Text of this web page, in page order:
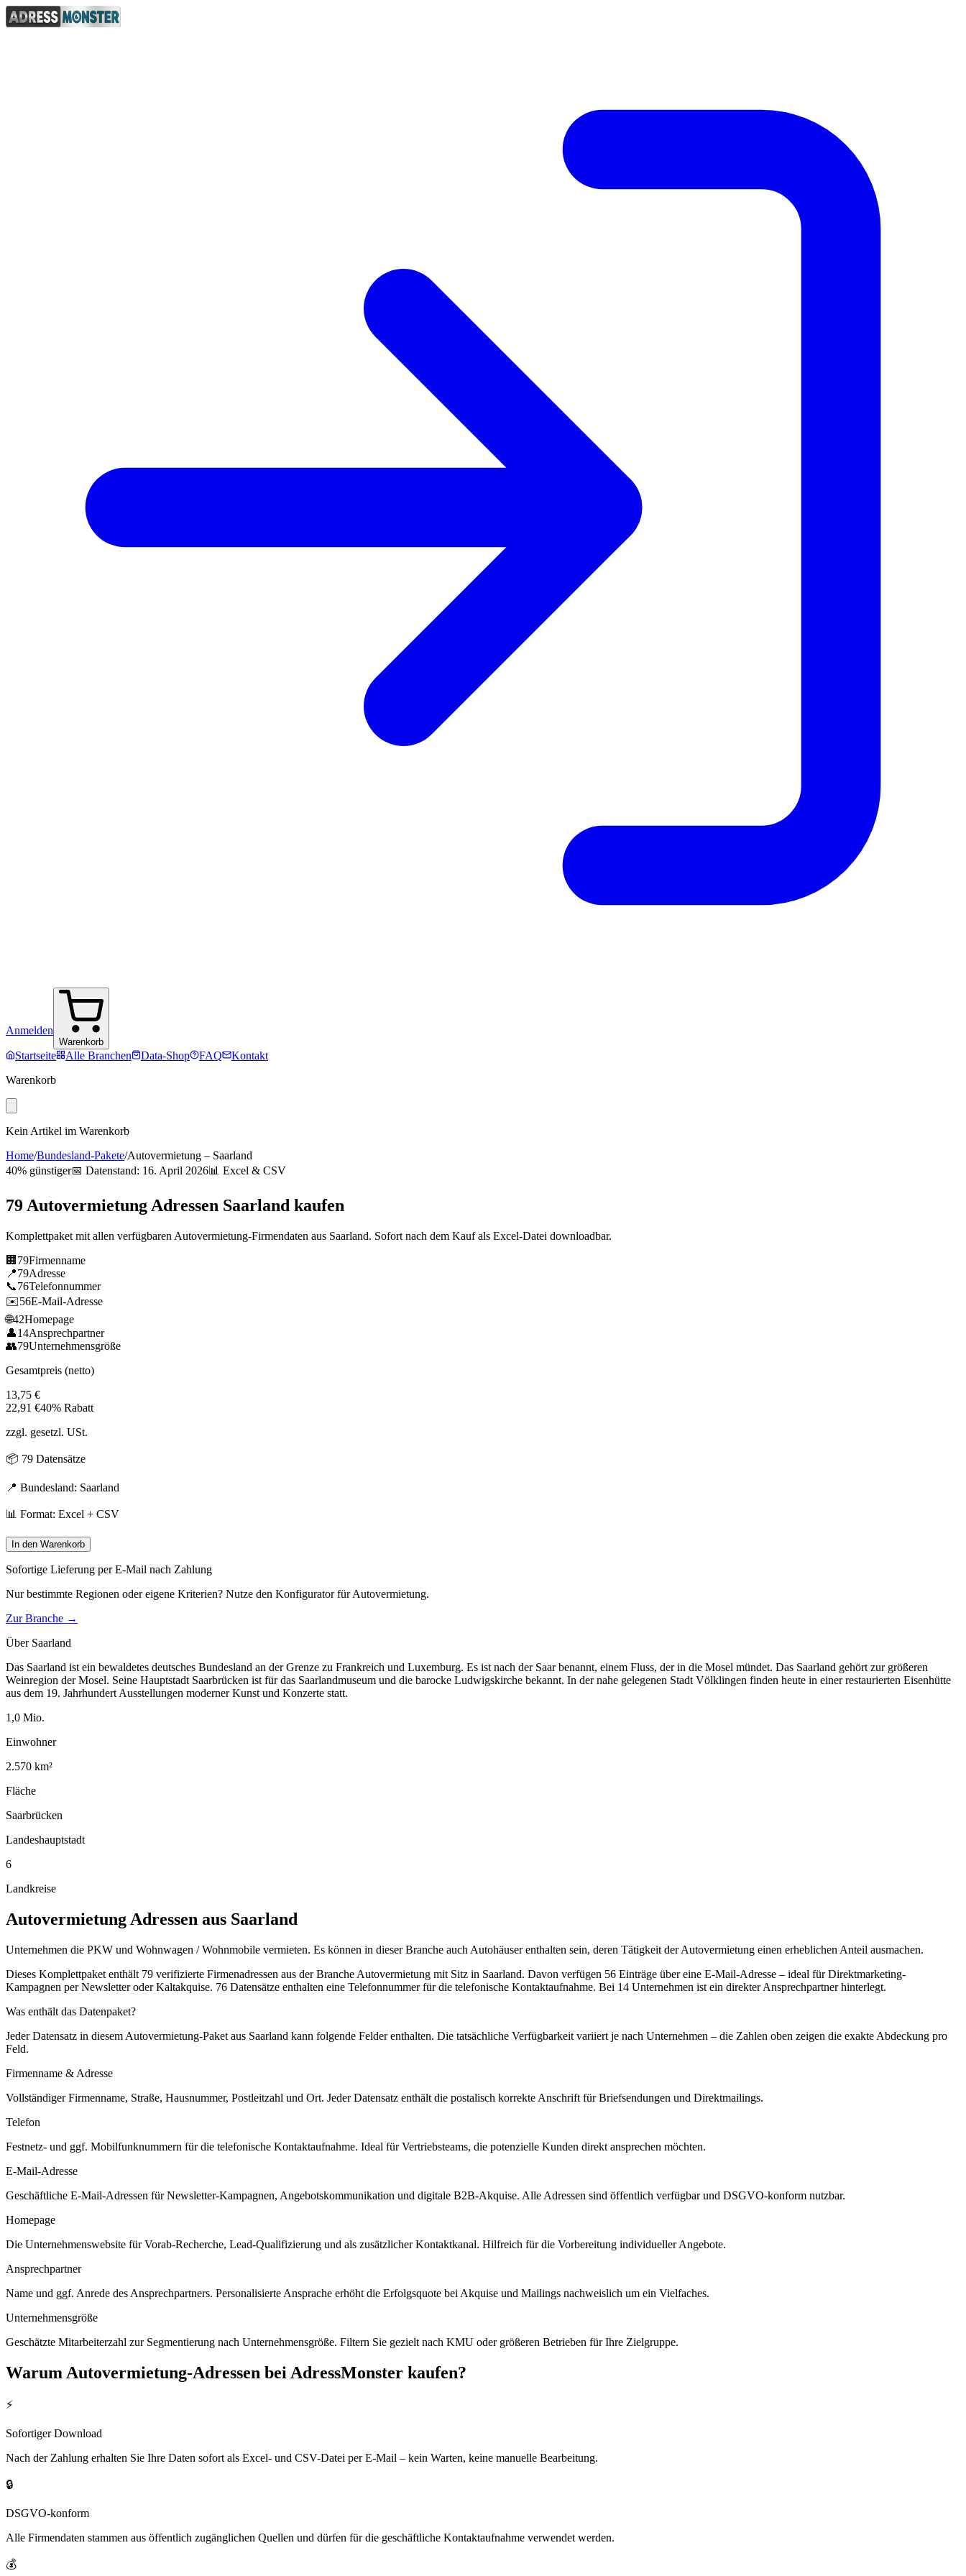
Anmelden
Warenkorb
Startseite Alle Branchen Data-Shop FAQ
Kontakt
Warenkorb
Kein Artikel im Warenkorb
Home/Bundesland-Pakete/Autovermietung – Saarland
40% günstiger📅 Datenstand: 16. April 2026📊 Excel & CSV
79 Autovermietung Adressen Saarland kaufen
Komplettpaket mit allen verfügbaren Autovermietung-Firmendaten aus Saarland. Sofort nach dem Kauf als Excel-Datei downloadbar.
🏢 79Firmenname
📍79Adresse
📞76Telefonnummer
✉️56E-Mail-Adresse
🌐42Homepage
👤14Ansprechpartner
👥79Unternehmensgröße
Gesamtpreis (netto)
13,75 €
22,91 €40% Rabatt
zzgl. gesetzl. USt.
📦 79 Datensätze
📍 Bundesland: Saarland
📊 Format: Excel + CSV
In den Warenkorb
Sofortige Lieferung per E-Mail nach Zahlung
Nur bestimmte Regionen oder eigene Kriterien? Nutze den Konfigurator fürAutovermietung.
Zur Branche →
Über Saarland
Das Saarland ist ein bewaldetes deutsches Bundesland an der Grenze zu Frankreich und Luxemburg. Es ist nach der Saar benannt, einem Fluss, der in die Mosel mündet. Das Saarland gehört zur größeren
Weinregion der Mosel. Seine Hauptstadt Saarbrücken ist für das Saarlandmuseum und die barocke Ludwigskirche bekannt. In der nahe gelegenen Stadt Völklingen finden heute in einer restaurierten Eisenhütte
aus dem 19. Jahrhundert Ausstellungen moderner Kunst und Konzerte statt.
1,0 Mio.
Einwohner
2.570 km²
Fläche
Saarbrücken
Landeshauptstadt
6
Landkreise
Autovermietung Adressen aus Saarland
Unternehmen die PKW und Wohnwagen / Wohnmobile vermieten. Es können in dieser Branche auch Autohäuser enthalten sein, deren Tätigkeit der Autovermietung einen erheblichen Anteil ausmachen.
Dieses Komplettpaket enthält 79 verifizierte Firmenadressen aus der Branche Autovermietung mit Sitz in Saarland. Davon verfügen 56 Einträge über eine E-Mail-Adresse – ideal für Direktmarketing-
Kampagnen per Newsletter oder Kaltakquise. 76 Datensätze enthalten eine Telefonnummer für die telefonische Kontaktaufnahme. Bei 14 Unternehmen ist ein direkter Ansprechpartner hinterlegt.
Was enthält das Datenpaket?
Jeder Datensatz in diesem Autovermietung-Paket aus Saarland kann folgende Felder enthalten. Die tatsächliche Verfügbarkeit variiert je nach Unternehmen – die Zahlen oben zeigen die exakte Abdeckung pro
Feld.
Firmenname & Adresse
Vollständiger Firmenname, Straße, Hausnummer, Postleitzahl und Ort. Jeder Datensatz enthält die postalisch korrekte Anschrift für Briefsendungen und Direktmailings.
Telefon
Festnetz- und ggf. Mobilfunknummern für die telefonische Kontaktaufnahme. Ideal für Vertriebsteams, die potenzielle Kunden direkt ansprechen möchten.
E-Mail-Adresse
Geschäftliche E-Mail-Adressen für Newsletter-Kampagnen, Angebotskommunikation und digitale B2B-Akquise. Alle Adressen sind öffentlich verfügbar und DSGVO-konform nutzbar.
Homepage
Die Unternehmenswebsite für Vorab-Recherche, Lead-Qualifizierung und als zusätzlicher Kontaktkanal. Hilfreich für die Vorbereitung individueller Angebote.
Ansprechpartner
Name und ggf. Anrede des Ansprechpartners. Personalisierte Ansprache erhöht die Erfolgsquote bei Akquise und Mailings nachweislich um ein Vielfaches.
Unternehmensgröße
Geschätzte Mitarbeiterzahl zur Segmentierung nach Unternehmensgröße. Filtern Sie gezielt nach KMU oder größeren Betrieben für Ihre Zielgruppe.
Warum Autovermietung-Adressen bei AdressMonster kaufen?
⚡
Sofortiger Download
Nach der Zahlung erhalten Sie Ihre Daten sofort als Excel- und CSV-Datei per E-Mail – kein Warten, keine manuelle Bearbeitung.
🔒
DSGVO-konform
Alle Firmendaten stammen aus öffentlich zugänglichen Quellen und dürfen für die geschäftliche Kontaktaufnahme verwendet werden.
💰